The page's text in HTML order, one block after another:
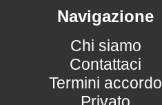
Navigazione
Chi siamo
Contattaci
Termini accordo